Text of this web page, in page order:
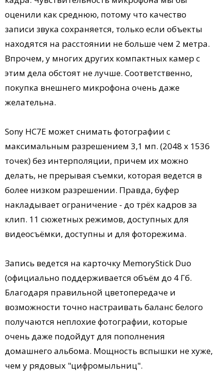
оценили как среднюю, потому что качество
записи звука сохраняется, только если объекты
находятся на расстоянии не больше чем 2 метра.
Впрочем, у многих других компактных камер с
этим дела обстоят не лучше. Соответственно,
покупка внешнего микрофона очень даже
желательна.
Sony HC7E может снимать фотографии с
максимальным разрешением 3,1 мп. (2048 х 1536
точек) без интерполяции, причем их можно
делать, не прерывая съемки, которая ведется в
более низком разрешении. Правда, буфер
накладывает ограничение - до трёх кадров за
клип. 11 сюжетных режимов, доступных для
видеосъёмки, доступны и для фоторежима.
Запись ведется на карточку MemoryStick Duo
(официально поддерживается объём до 4 Гб.
Благодаря правильной цветопередаче и
возможности точно настраивать баланс белого
получаются неплохие фотографии, которые
очень даже подойдут для пополнения
домашнего альбома. Мощность вспышки не хуже,
чем у рядовых "цифромыльниц".